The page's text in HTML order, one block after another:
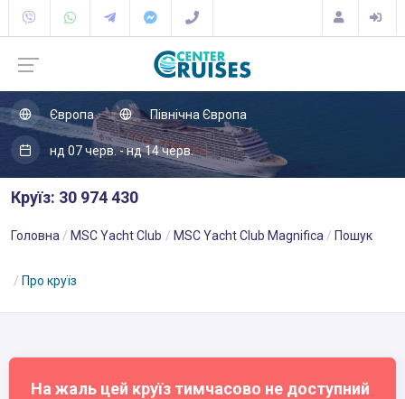
Європа Північна Європа
нд 07 черв. - нд 14 черв.
Круїз: 30 974 430
Головна MSC Yacht Club MSC Yacht Club Magnifica Пошук
Про круїз
На жаль цей круїз тимчасово не доступний